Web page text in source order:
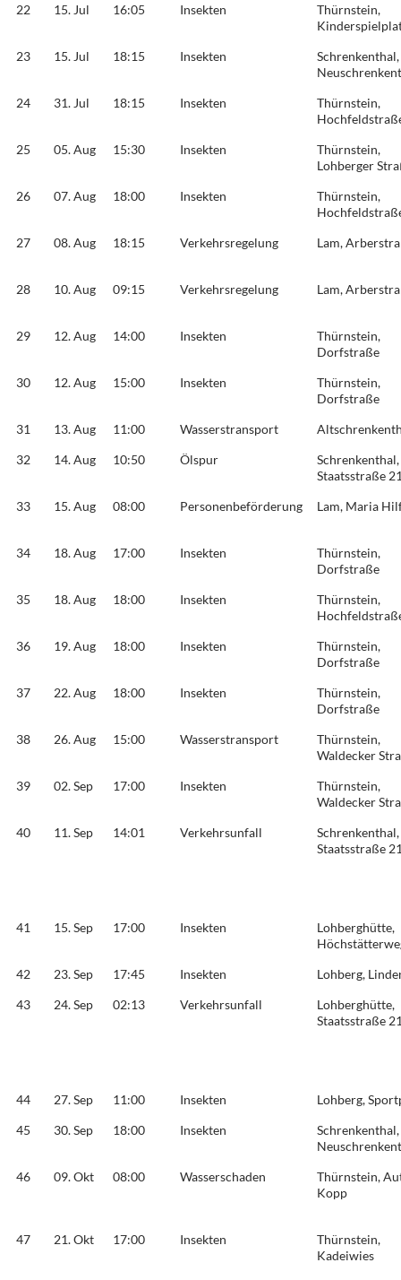
22
15. Jul 16:05 Insekten
Thürnstein,
23
15. Jul 18:15 Insekten
Schrenkenthal,
24
31. Jul 18:15 Insekten
Thürnstein,
25
05. Aug 15:30 Insekten
Thürnstein,
Lohberger
26
07. Aug 18:00 Insekten
Thürnstein,
27
08. Aug 18:15 Verkehrsregelung Lam,
28 10. Aug 09:15 Verkehrsregelung Lam,
29 12. Aug 14:00 Insekten
Thürnstein,
Dorfstraße
30
12. Aug 15:00 Insekten
Thürnstein,
Dorfstraße
31
13. Aug 11:00 Wasserstransport
32
14. Aug 10:50 Ölspur
Schrenkenthal,
Staatsstraße
33
15. Aug 08:00 Personenbeförderung Lam, Maria
34 18. Aug 17:00 Insekten
Thürnstein,
Dorfstraße
35
18. Aug 18:00 Insekten
Thürnstein,
36
19. Aug 18:00 Insekten
Thürnstein,
Dorfstraße
37
22. Aug 18:00 Insekten
Thürnstein,
Dorfstraße
38
26. Aug 15:00 Wasserstransport
Thürnstein,
Waldecker
39
02. Sep 17:00 Insekten
Thürnstein,
Waldecker
40
11. Sep 14:01 Verkehrsunfall
Schrenkenthal,
Staatsstraße
41 15. Sep 17:00 Insekten
Lohberghütte,
42
23. Sep 17:45 Insekten
Lohberg,
43
24. Sep 02:13 Verkehrsunfall
Lohberghütte,
Staatsstraße
44 27. Sep 11:00 Insekten
Lohberg,
45
30. Sep 18:00 Insekten
Schrenkenthal,
46
09. Okt 08:00 Wasserschaden
Thürnstein,
Kopp
47 21. Okt 17:00 Insekten
Thürnstein,
Kadeiwies